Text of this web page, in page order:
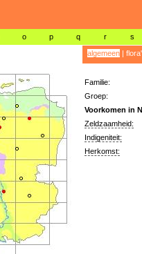
o p q r s
algemeen|
Familie:
Groep:
Voorkomen in
Zeldzaamheid:
Indigeniteit:
Herkomst: